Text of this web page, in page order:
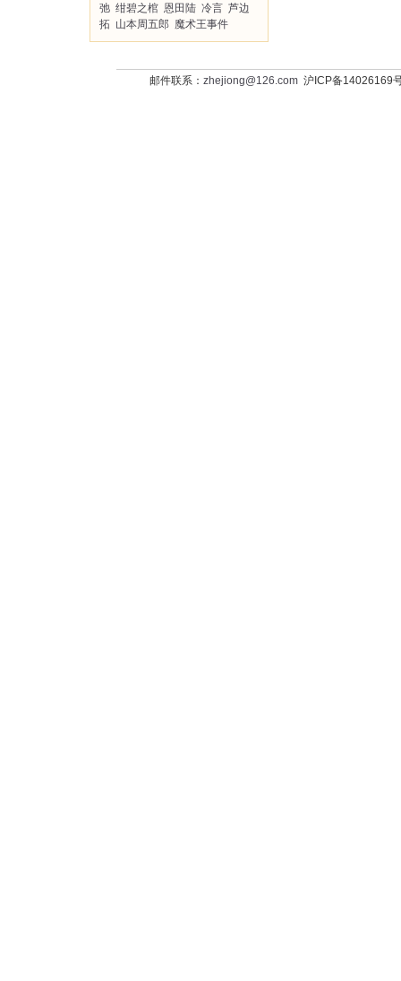
弛 绀碧之棺 恩田陆 冷言 芦边
拓 山本周五郎 魔术王事件
邮件联系： zhejiong@126.com沪ICP备14026169